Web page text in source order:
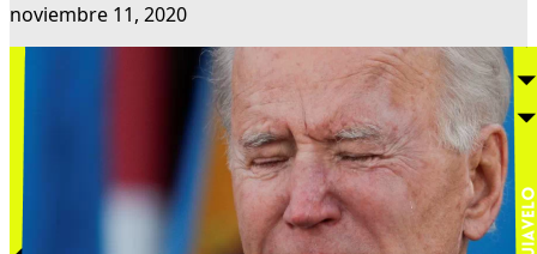
noviembre 11, 2020